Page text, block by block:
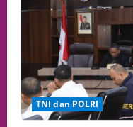
TNI dan POLRI